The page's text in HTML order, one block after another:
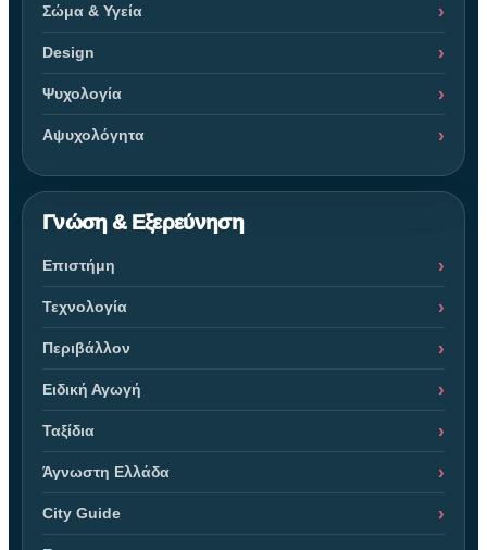
Σώμα & Υγεία
Design
Ψυχολογία
Αψυχολόγητα
Γνώση & Εξερεύνηση
Επιστήμη
Τεχνολογία
Περιβάλλον
Ειδική Αγωγή
Ταξίδια
Άγνωστη Ελλάδα
City Guide